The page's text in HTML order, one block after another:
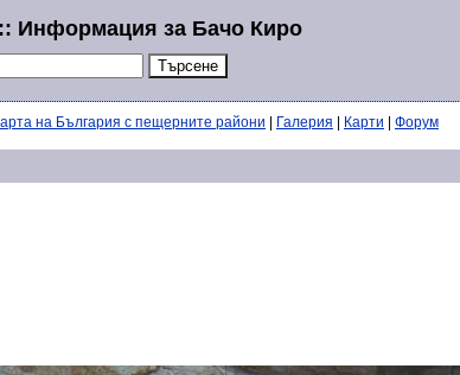
Информация за Бачо Киро
на България с пещерните райони Галерия Карти Форум